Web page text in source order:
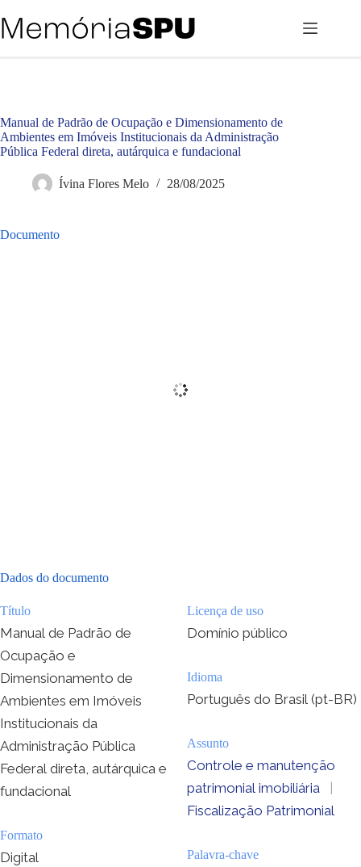
para
o
Manual de Padrão de Ocupação e Dimensionamento de
Ambientes em Imóveis Institucionais da Administração
Pública Federal direta, autárquica e fundacional
Ívina Flores Melo 28/08/2025
Documento
Dados do documento
Título
Manual de Padrão de
Ocupação e
Dimensionamento de
Ambientes em Imóveis
Institucionais da
Administração Pública
Federal direta, autárquica e
fundacional
Formato
Digital
Licença de uso
Domínio público
Idioma
Português do Brasil (pt-BR)
Assunto
Controle e manutenção
patrimonial imobiliária
|
Fiscalização Patrimonial
Palavra-chave